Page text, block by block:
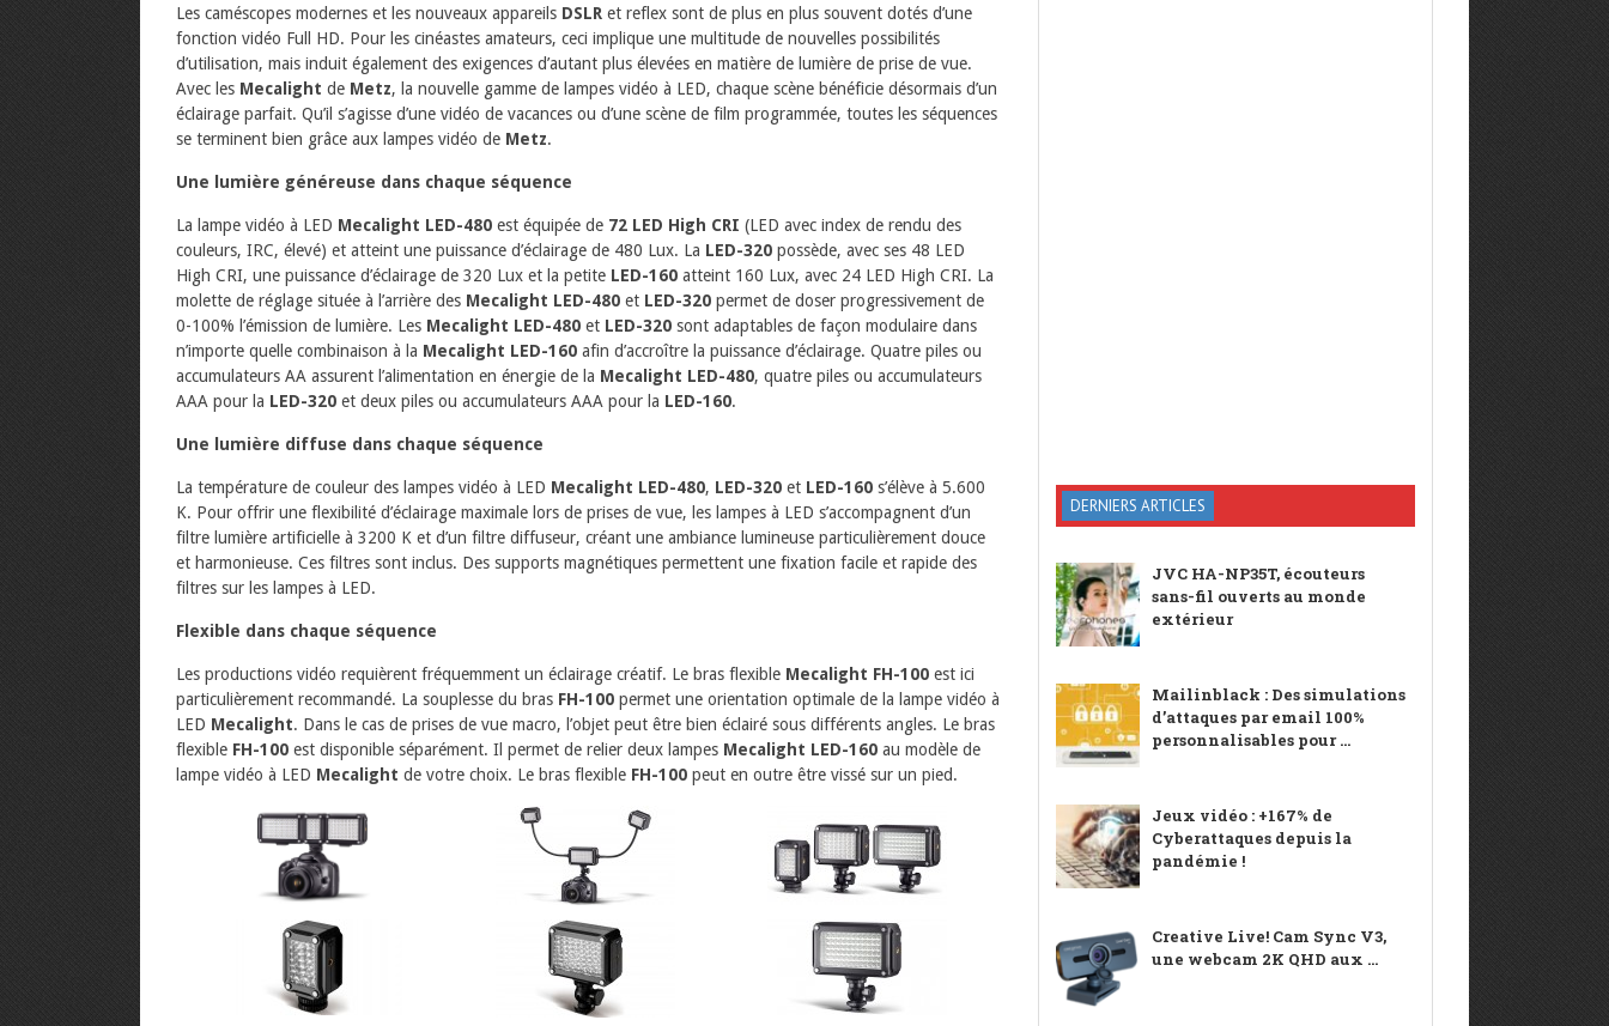
Les caméscopes modernes et les nouveaux appareils DSLR et reflex sont de plus en plus souvent dotés d’une
fonction vidéo Full HD. Pour les cinéastes amateurs, ceci implique une multitude de nouvelles possibilités
d’utilisation, mais induit également des exigences d’autant plus élevées en matière de lumière de prise de vue.
Avec les Mecalight de Metz, la nouvelle gamme de lampes vidéo à LED, chaque scène bénéficie désormais d’un
éclairage parfait. Qu’il s’agisse d’une vidéo de vacances ou d’une scène de film programmée, toutes les séquences
se terminent bien grâce aux lampes vidéo de Metz.
Une lumière généreuse dans chaque séquence
La lampe vidéo à LED Mecalight LED-480 est équipée de 72 LED High CRI (LED avec index de rendu des
couleurs, IRC, élevé) et atteint une puissance d’éclairage de 480 Lux. La LED-320 possède, avec ses 48 LED
High CRI, une puissance d’éclairage de 320 Lux et la petite LED-160 atteint 160 Lux, avec 24 LED High CRI. La
molette de réglage située à l’arrière des Mecalight LED-480 et LED-320 permet de doser progressivement de
0-100% l’émission de lumière. Les Mecalight LED-480 et LED-320 sont adaptables de façon modulaire dans
n’importe quelle combinaison à la Mecalight LED-160 afin d’accroître la puissance d’éclairage. Quatre piles ou
accumulateurs AA assurent l’alimentation en énergie de la Mecalight LED-480, quatre piles ou accumulateurs
AAA pour la LED-320 et deux piles ou accumulateurs AAA pour la LED-160.
Une lumière diffuse dans chaque séquence
La température de couleur des lampes vidéo à LED Mecalight LED-480, LED-320 et LED-160 s’élève à 5.600
K. Pour offrir une flexibilité d’éclairage maximale lors de prises de vue, les lampes à LED s’accompagnent d’un
filtre lumière artificielle à 3200 K et d’un filtre diffuseur, créant une ambiance lumineuse particulièrement douce
et harmonieuse. Ces filtres sont inclus. Des supports magnétiques permettent une fixation facile et rapide des
filtres sur les lampes à LED.
Flexible dans chaque séquence
Les productions vidéo requièrent fréquemment un éclairage créatif. Le bras flexible Mecalight FH-100 est ici
particulièrement recommandé. La souplesse du bras FH-100 permet une orientation optimale de la lampe vidéo à
LED Mecalight. Dans le cas de prises de vue macro, l’objet peut être bien éclairé sous différents angles. Le bras
flexible FH-100 est disponible séparément. Il permet de relier deux lampes Mecalight LED-160 au modèle de
lampe vidéo à LED Mecalight de votre choix. Le bras flexible FH-100 peut en outre être vissé sur un pied.
DERNIERS ARTICLES
JVC HA-NP35T, écouteurs
sans-fil ouverts au monde
extérieur
Mailinblack : Des simulations
d’attaques par email 100%
personnalisables pour ...
Jeux vidéo : +167% de
Cyberattaques depuis la
pandémie !
Creative Live! Cam Sync V3,
une webcam 2K QHD aux ...